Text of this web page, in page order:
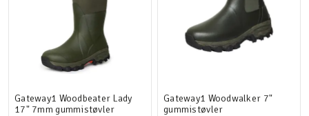
Gateway1 Woodbeater Lady
17" 7mm gummistøvler
Gateway1 Woodwalker 7"
gummistøvler